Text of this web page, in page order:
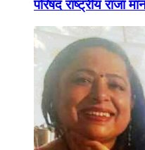
परिषद राष्ट्रीय राजा